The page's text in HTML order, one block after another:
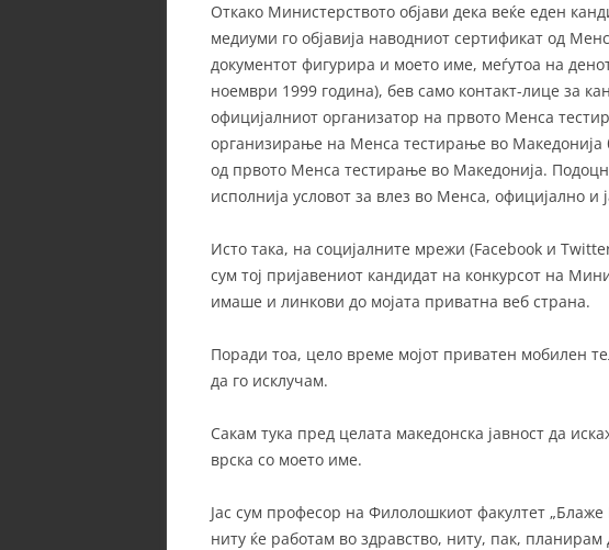
Откако Министерството објави дека веќе еден
медиуми го објавија наводниот сертификат од
документот фигурира и моето име, меѓутоа на
ноември 1999 година), бев само контакт-лице за
официјалниот организатор на првото Менса
организирање на Менса тестирање во
од првото Менса тестирање во Македонија.
исполнија условот за влез во Менса, официјално
Исто така, на социјалните мрежи (Facebook и
сум тој пријавениот кандидат на конкурсот на
имаше и линкови до мојата приватна веб страна.
Поради тоа, цело време мојот приватен мобилен
да го исклучам.
Сакам тука пред целата македонска јавност да
врска со моето име.
Јас сум професор на Филолошкиот факултет
ниту ќе работам во здравство, ниту, пак,